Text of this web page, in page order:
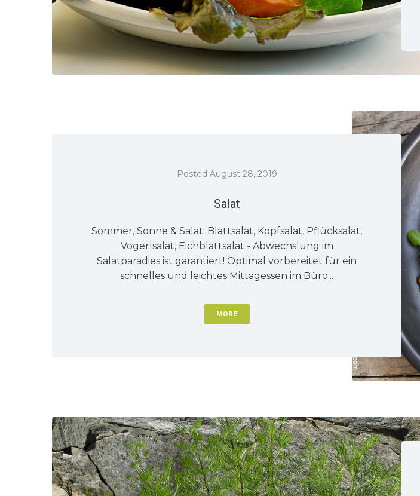
Posted August 28, 2019
Salat
Sommer, Sonne & Salat: Blattsalat, Kopfsalat, Pflücksalat,
Vogerlsalat, Eichblattsalat - Abwechslung im
Salatparadies ist garantiert! Optimal vorbereitet für ein
schnelles und leichtes Mittagessen im Büro...
MORE